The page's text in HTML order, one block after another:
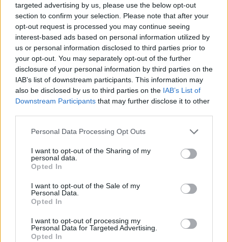
targeted advertising by us, please use the below opt-out
section to confirm your selection. Please note that after your
opt-out request is processed you may continue seeing
interest-based ads based on personal information utilized by
us or personal information disclosed to third parties prior to
your opt-out. You may separately opt-out of the further
disclosure of your personal information by third parties on the
IAB’s list of downstream participants. This information may
also be disclosed by us to third parties on the IAB’s List of
Downstream Participants that may further disclose it to other
Please note that this website/app uses one or more Google
not limited to your visit or usage behaviour. You may click to
grant or deny consent to Google and its third-party tags to
use your data for below specified purposes in below Google
consent section.
Personal Data Processing Opt Outs
I want to opt-out of the Sharing of my
personal data.
Opted In
I want to opt-out of the Sale of my
Personal Data.
Opted In
I want to opt-out of processing my
Personal Data for Targeted Advertising.
Opted In
Condividi l'articolo
F
a
ce
b
o
o
k
T
w
it
te
r
Pi
n
te
re
st
W
h
at
s
A
p
p
S
h
a
re
Articolo precedente
Prossimo articolo
NOTIZIE RECENTI
Auto prende fuoco sulla strada statale 125 a
Olbia, cosa è successo
Incidente sulla 125 a Olbia, due auto coinvolte:
danni ingenti
Auto finisce contro un muretto, un ferito ad